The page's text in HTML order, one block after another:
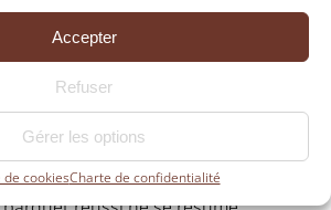
Accepter
Refuser
Gérer les options
de cookiesCharte de confidentialité
GLOBALE, AU-
PRODUIT